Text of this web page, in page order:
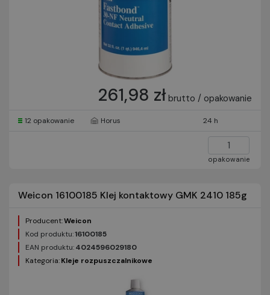
261,98 zł brutto / opakowanie
12 opakowanie Horus 24 h
opakowanie
Weicon 16100185 Klej kontaktowy GMK 2410 185g
Producent:Weicon
Kod produktu:16100185
EAN produktu:4024596029180
Kategoria:Kleje rozpuszczalnikowe